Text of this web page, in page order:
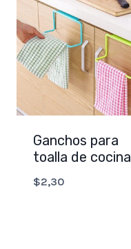
Ganchos para
toalla de cocina
$2,30